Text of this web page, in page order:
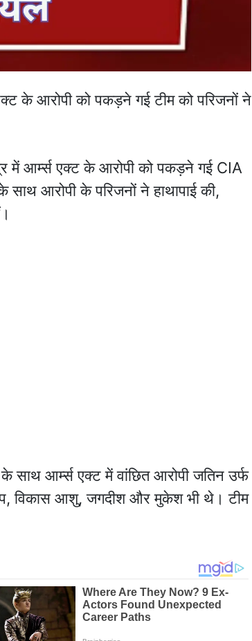
के आरोपी को पकड़ने गई टीम को परिजनों ने
में आर्म्स एक्ट के आरोपी को पकड़ने गई CIA
आरोपी के परिजनों ने हाथापाई की,
साथ आर्म्स एक्ट में वांछित आरोपी जतिन उर्फ
विकास आशु, जगदीश और मुकेश भी थे। टीम